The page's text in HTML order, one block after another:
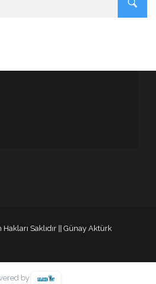
Saklıdır || Günay Aktürk
by